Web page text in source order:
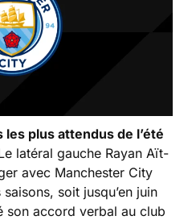
les plus attendus de l’été
latéral gauche Rayan Aït-
avec Manchester City
soit jusqu’en juin
son accord verbal au club